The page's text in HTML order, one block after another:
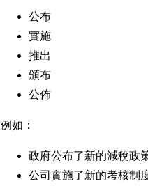
公布
實施
推出
頒布
公佈
例如：
政府公布了新的減稅政策
公司實施了新的考核制度